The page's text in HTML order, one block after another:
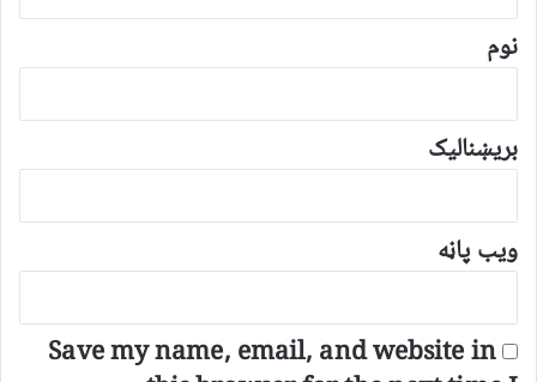
*
نوم
بریښنالیک
ویب پاڼه
Save my name, email, and website in